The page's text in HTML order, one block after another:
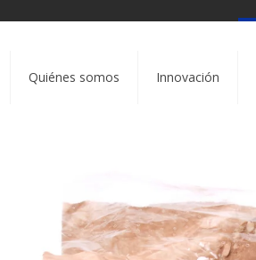
Quiénes somos Innovación